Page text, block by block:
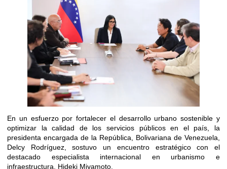
En un esfuerzo por fortalecer el desarrollo urbano sostenible y
optimizar la calidad de los servicios públicos en el país, la
presidenta encargada de la República, Bolivariana de Venezuela,
Delcy Rodríguez, sostuvo un encuentro estratégico con el
destacado especialista internacional en urbanismo e
infraestructura, Hideki Miyamoto.